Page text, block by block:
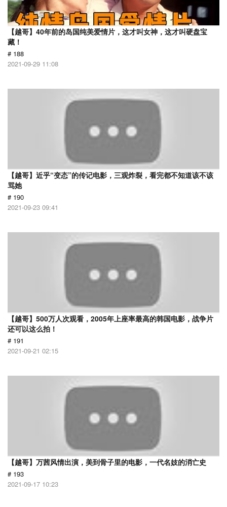
【越哥】40年前的岛国纯美爱情片，这才叫女神，这才叫硬盘宝
藏！
# 188
2021-09-29 11:08
【越哥】近乎“变态”的传记电影，三观炸裂，看完都不知道该不该
骂她
# 190
2021-09-23 09:41
【越哥】500万人次观看，2005年上座率最高的韩国电影，战争片
还可以这么拍！
# 191
2021-09-21 02:15
【越哥】万茜风情出演，美到骨子里的电影，一代名妓的消亡史
# 193
2021-09-17 10:23